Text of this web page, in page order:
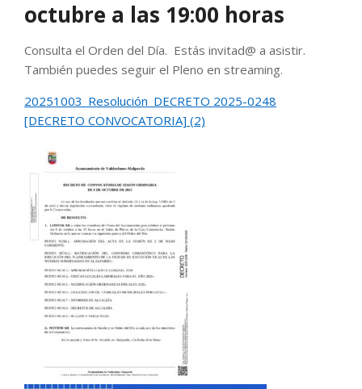
octubre a las 19:00 horas
Consulta el Orden del Día. Estás invitad@ a asistir.
También puedes seguir el Pleno en streaming.
20251003_Resolución_DECRETO 2025-0248
[DECRETO CONVOCATORIA] (2)